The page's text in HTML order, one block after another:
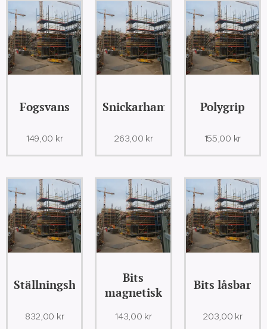
Fogsvans
149,00 kr
Snickarhammare
263,00 kr
Polygrip
155,00 kr
Ställningshammare
832,00 kr
Bits
magnetisk
143,00 kr
Bits låsbar
203,00 kr